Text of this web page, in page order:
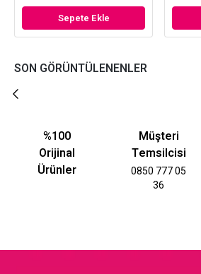
Sepete Ekle
SON GÖRÜNTÜLENENLER
%100
Orijinal
Ürünler
Müşteri
Temsilcisi
0850 777 05
36